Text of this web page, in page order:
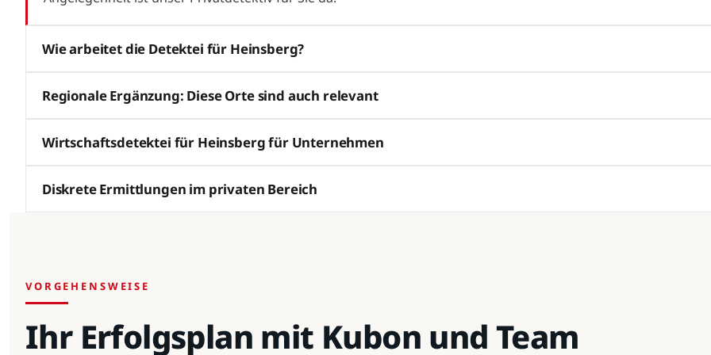
Wie arbeitet die Detektei für Heinsberg?
Regionale Ergänzung: Diese Orte sind auch relevant
Wirtschaftsdetektei für Heinsberg für Unternehmen
Diskrete Ermittlungen im privaten Bereich
VORGEHENSWEISE
Ihr Erfolgsplan mit Kubon und Team